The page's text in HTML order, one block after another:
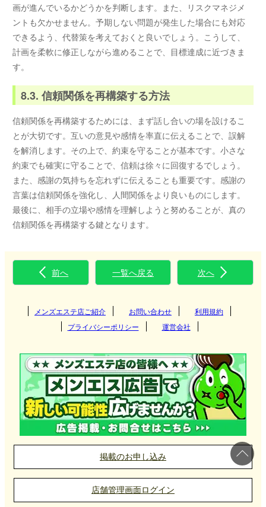
画が進んでいるかどうかを判断します。また、リスクマネジメ
ントも欠かせません。予期しない問題が発生した場合にも対応
できるよう、代替策を考えておくと良いでしょう。こうして、
計画を柔軟に修正しながら進めることで、目標達成に近づきま
す。
8.3. 信頼関係を再構築する方法
信頼関係を再構築するためには、まず話し合いの場を設けるこ
とが大切です。互いの意見や感情を率直に伝えることで、誤解
を解消します。その上で、約束を守ることが基本です。小さな
約束でも確実に守ることで、信頼は徐々に回復するでしょう。
また、感謝の気持ちを忘れずに伝えることも重要です。感謝の
言葉は信頼関係を強化し、人間関係をより良いものにします。
最後に、相手の立場や感情を理解しようと努めることが、真の
信頼関係を再構築する鍵となります。
前へ 一覧へ戻る 次へ
メンズエステ店ご紹介 お問い合わせ
利用規約
プライバシーポリシー
運営会社
掲載のお申し込み
店舗管理画面ログイン